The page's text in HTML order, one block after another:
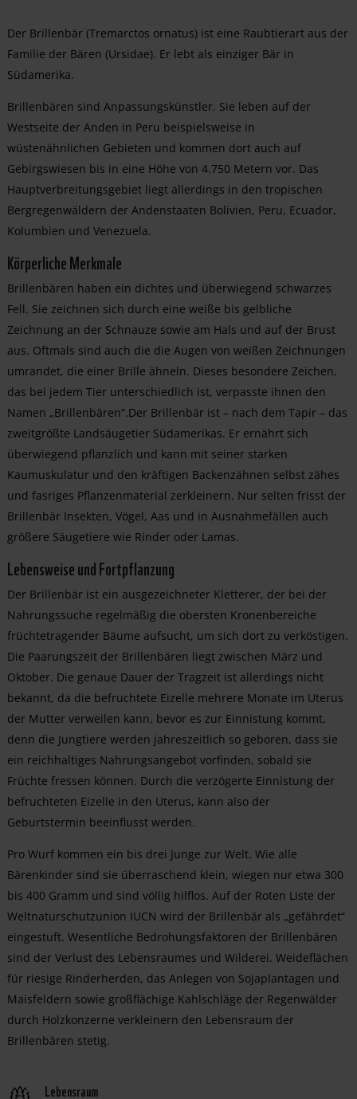
Der Brillenbär (Tremarctos ornatus) ist eine Raubtierart aus der
Familie der Bären (Ursidae). Er lebt als einziger Bär in
Südamerika.
Brillenbären sind Anpassungskünstler. Sie leben auf der
Westseite der Anden in Peru beispielsweise in
wüstenähnlichen Gebieten und kommen dort auch auf
Gebirgswiesen bis in eine Höhe von 4.750 Metern vor. Das
Hauptverbreitungsgebiet liegt allerdings in den tropischen
Bergregenwäldern der Andenstaaten Bolivien, Peru, Ecuador,
Kolumbien und Venezuela.
Körperliche Merkmale
Brillenbären haben ein dichtes und überwiegend schwarzes
Fell. Sie zeichnen sich durch eine weiße bis gelbliche
Zeichnung an der Schnauze sowie am Hals und auf der Brust
aus. Oftmals sind auch die die Augen von weißen Zeichnungen
umrandet, die einer Brille ähneln. Dieses besondere Zeichen,
das bei jedem Tier unterschiedlich ist, verpasste ihnen den
Namen „Brillenbären“.Der Brillenbär ist – nach dem Tapir – das
zweitgrößte Landsäugetier Südamerikas. Er ernährt sich
überwiegend pflanzlich und kann mit seiner starken
Kaumuskulatur und den kräftigen Backenzähnen selbst zähes
und fasriges Pflanzenmaterial zerkleinern. Nur selten frisst der
Brillenbär Insekten, Vögel, Aas und in Ausnahmefällen auch
größere Säugetiere wie Rinder oder Lamas.
Lebensweise und Fortpflanzung
Der Brillenbär ist ein ausgezeichneter Kletterer, der bei der
Nahrungssuche regelmäßig die obersten Kronenbereiche
früchtetragender Bäume aufsucht, um sich dort zu verköstigen.
Die Paarungszeit der Brillenbären liegt zwischen März und
Oktober. Die genaue Dauer der Tragzeit ist allerdings nicht
bekannt, da die befruchtete Eizelle mehrere Monate im Uterus
der Mutter verweilen kann, bevor es zur Einnistung kommt,
denn die Jungtiere werden jahreszeitlich so geboren, dass sie
ein reichhaltiges Nahrungsangebot vorfinden, sobald sie
Früchte fressen können. Durch die verzögerte Einnistung der
befruchteten Eizelle in den Uterus, kann also der
Geburtstermin beeinflusst werden.
Pro Wurf kommen ein bis drei Junge zur Welt. Wie alle
Bärenkinder sind sie überraschend klein, wiegen nur etwa 300
bis 400 Gramm und sind völlig hilflos. Auf der Roten Liste der
Weltnaturschutzunion IUCN wird der Brillenbär als „gefährdet“
eingestuft. Wesentliche Bedrohungsfaktoren der Brillenbären
sind der Verlust des Lebensraumes und Wilderei. Weideflächen
für riesige Rinderherden, das Anlegen von Sojaplantagen und
Maisfeldern sowie großflächige Kahlschläge der Regenwälder
durch Holzkonzerne verkleinern den Lebensraum der
Brillenbären stetig.
Lebensraum